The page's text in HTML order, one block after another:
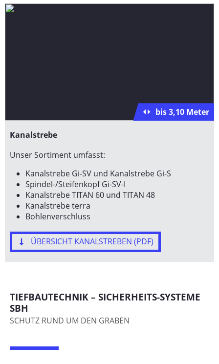
bis 3,10 Meter
Kanalstrebe
Unser Sortiment umfasst:
Kanalstrebe Gi-SV und Kanalstrebe Gi-S
Spindel-/Steifenkopf Gi-SV-I
Kanalstrebe TITAN 60 und TITAN 48
Kanalstrebe terra
Bohlenverschluss
ÜBERSICHT KANALSTREBEN (PDF)
TIEFBAUTECHNIK – SICHERHEITS-SYSTEME
SBH
SCHUTZ RUND UM DEN GRABEN